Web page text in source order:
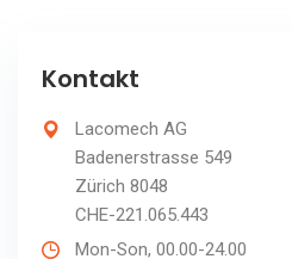
Kontakt
Lacomech AG
Badenerstrasse 549
Zürich 8048
CHE-221.065.443
Mon-Son, 00.00-24.00